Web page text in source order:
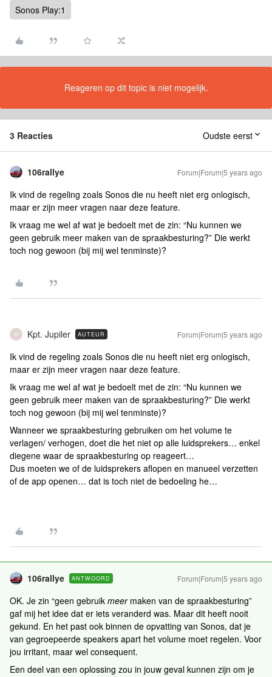
Sonos Play:1
Reageren op dit topic is niet mogelijk.
3 Reacties Oudste eerst
106rallye Forum|Forum|5 years ago
Ik vind de regeling zoals Sonos die nu heeft niet erg onlogisch,
maar er zijn meer vragen naar deze feature.
Ik vraag me wel af wat je bedoelt met de zin: “Nu kunnen we
geen gebruik meer maken van de spraakbesturing?” Die werkt
toch nog gewoon (bij mij wel tenminste)?
K Kpt. Jupiler AUTEUR Forum|Forum|5 years ago
Ik vind de regeling zoals Sonos die nu heeft niet erg onlogisch,
maar er zijn meer vragen naar deze feature.
Ik vraag me wel af wat je bedoelt met de zin: “Nu kunnen we
geen gebruik meer maken van de spraakbesturing?” Die werkt
toch nog gewoon (bij mij wel tenminste)?
Wanneer we spraakbesturing gebruiken om het volume te
verlagen/ verhogen, doet die het niet op alle luidsprekers… enkel
diegene waar de spraakbesturing op reageert…
Dus moeten we of de luidsprekers aflopen en manueel verzetten
of de app openen… dat is toch niet de bedoeling he…
106rallye ANTWOORD Forum|Forum|5 years ago
OK. Je zin “geen gebruik meermaken van de spraakbesturing”
gaf mij het idee dat er iets veranderd was. Maar dit heeft nooit
gekund. En het past ook binnen de opvatting van Sonos, dat je
van gegroepeerde speakers apart het volume moet regelen. Voor
jou irritant, maar wel consequent.
Een deel van een oplossing zou in jouw geval kunnen zijn om je